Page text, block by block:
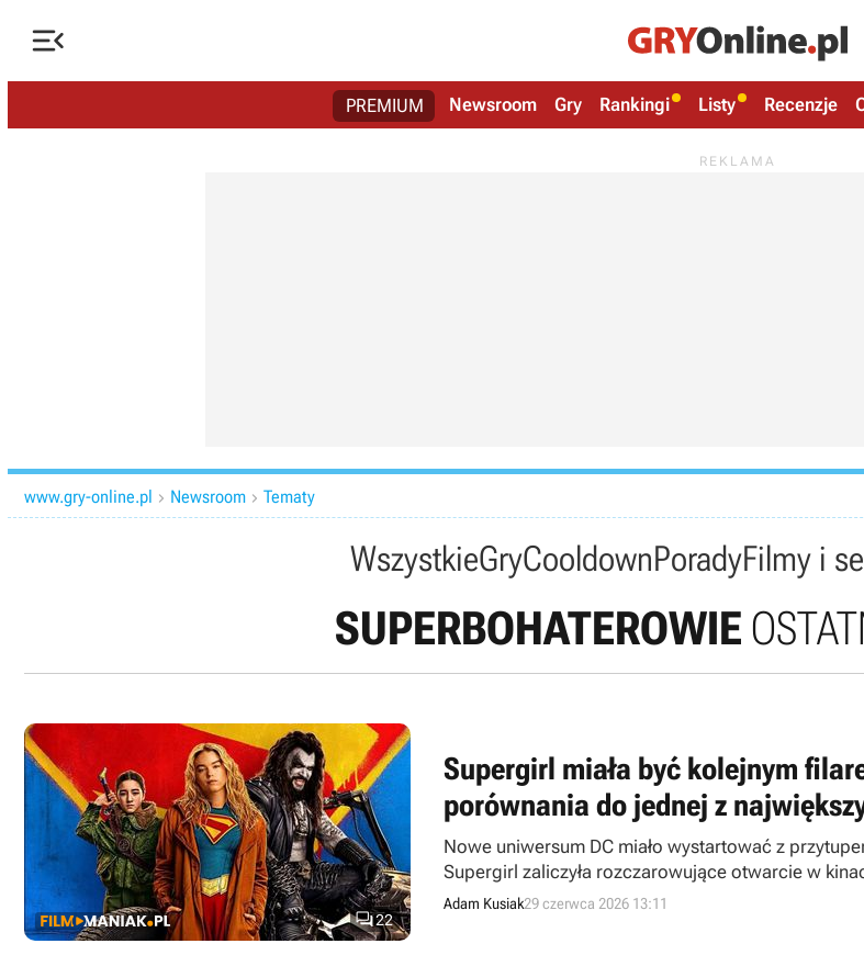

PREMIUM Newsroom Gry Rankingi Listy Recenzje
www.gry-online.pl  Newsroom  Tematy
WszystkieGryCooldownPoradyFilmy i
SUPERBOHATEROWIE
22
Supergirl miała być kolejnym
porównania do jednej z
Nowe uniwersum DC miało wystartować z
Supergirl zaliczyła rozczarowujące otwarcie w
ostrzegawczym dla całego DC Studios.
Adam Kusiak29 czerwca 2026 13:11